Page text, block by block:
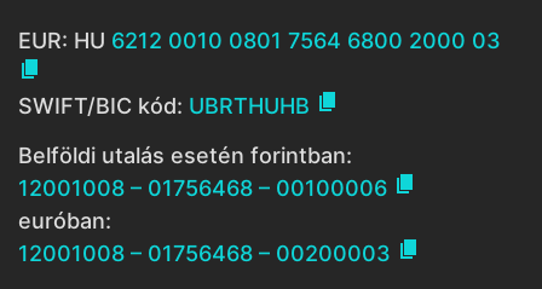
EUR: HU 6212 0010 0801 7564 6800 2000 03

SWIFT/BIC kód: UBRTHUHB 
Belföldi utalás esetén forintban:
12001008 – 01756468 – 00100006 
euróban:
12001008 – 01756468 – 00200003 